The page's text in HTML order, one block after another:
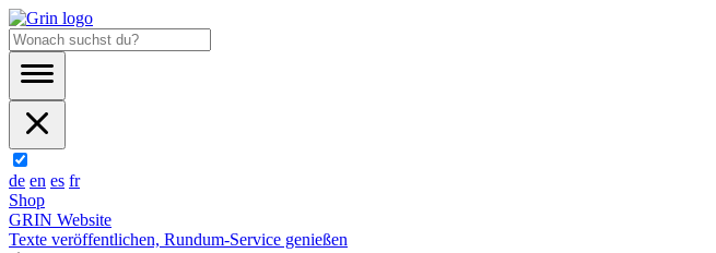
de en es fr
Shop
GRIN Website
Texte veröffentlichen, Rundum-Service genießen